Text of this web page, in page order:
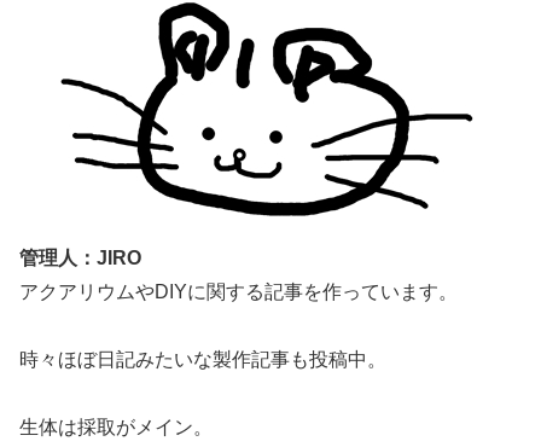
管理人：JIRO
アクアリウムやDIYに関する記事を作っています。
時々ほぼ日記みたいな製作記事も投稿中。
生体は採取がメイン。